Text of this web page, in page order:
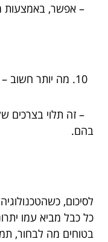
– אפשר, באמצעות
מה יותר חשוב –
– זה תלוי בצרכים
בהם.
לסיכום,
כל כבל מביא עמו
בטוחים מה לבחור,